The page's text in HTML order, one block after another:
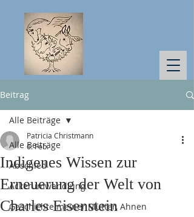
Beitrag
Alle Beiträge
Abschied
Ackerumwandlung
Geschichte meiner Mutter, Ahnen
Alle Beiträge
Indigenes Wissen zur
Erneuerung der Welt von
Charles Eisenstein
Patricia Christmann
6. Feb.